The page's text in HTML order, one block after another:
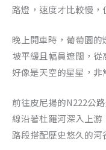
路燈，速度才比較慢，
晚上開車時，葡萄園
坡平緩且幅員遼闊，
好像是天空的星星，非
前往皮尼揚的N222公
線沿著杜羅河深入上
路段搭配歷史悠久的河